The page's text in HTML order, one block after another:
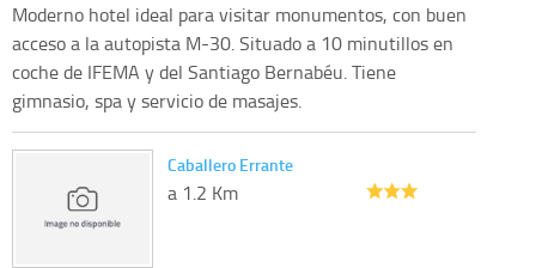
Moderno hotel ideal para visitar monumentos, con buen
acceso a la autopista M-30. Situado a 10 minutillos en
coche de IFEMA y del Santiago Bernabéu. Tiene
gimnasio, spa y servicio de masajes.
Caballero Errante
a 1.2 Km